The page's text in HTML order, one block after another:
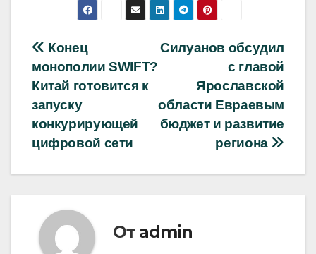
Навигация
по
записям
Силуанов обсудил
с главой
Ярославской
области Евраевым
бюджет и развитие
региона
Конец
монополии SWIFT?
Китай готовится к
запуску
конкурирующей
цифровой сети
От admin